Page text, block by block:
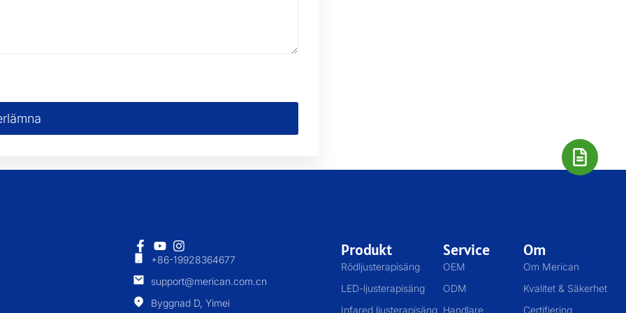
+86-19928364677
support@merican.com.cn
Byggnad D, Yimei
Produkt
Rödljusterapisäng
LED-ljusterapisäng
Infared ljusterapisäng
Service
OEM
ODM
Handlare
Om
Om Merican
Kvalitet & Säkerhet
Certifiering